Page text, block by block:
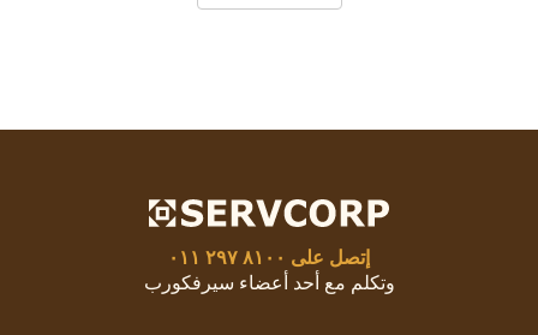
إتصل على ٨١٠٠ ٢٩٧ ٠١١
وتكلم مع أحد أعضاء سيرفكورب